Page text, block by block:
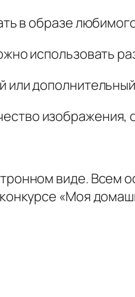
в образе
использовать
изображения,
виде. Всем
«Моя